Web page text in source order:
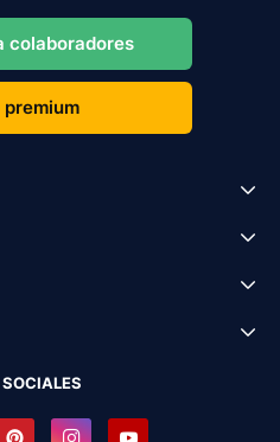
colaboradores
premium
SOCIALES